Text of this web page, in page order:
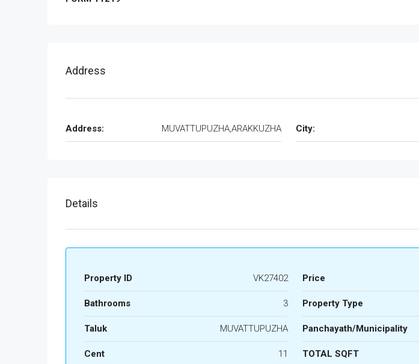
Address
Address: MUVATTUPUZHA,ARAKKUZHA City:
Details
Property ID VK27402 Price
Bathrooms 3 Property Type
Taluk MUVATTUPUZHA Panchayath/Municipality
Cent 11 TOTAL SQFT